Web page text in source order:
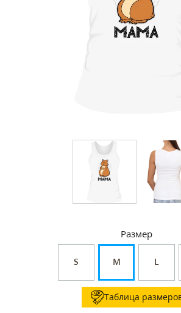
Размер
S M L
Таблица